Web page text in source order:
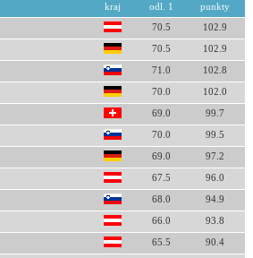
kraj odl. 1 punkty
70.5 102.9
70.5 102.9
71.0 102.8
70.0 102.0
69.0 99.7
70.0 99.5
69.0 97.2
67.5 96.0
68.0 94.9
66.0 93.8
65.5 90.4